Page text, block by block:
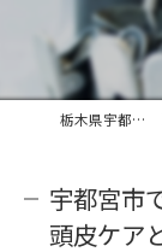
栃木県宇都宮市の美容室ult
宇都宮市
頭皮ケア